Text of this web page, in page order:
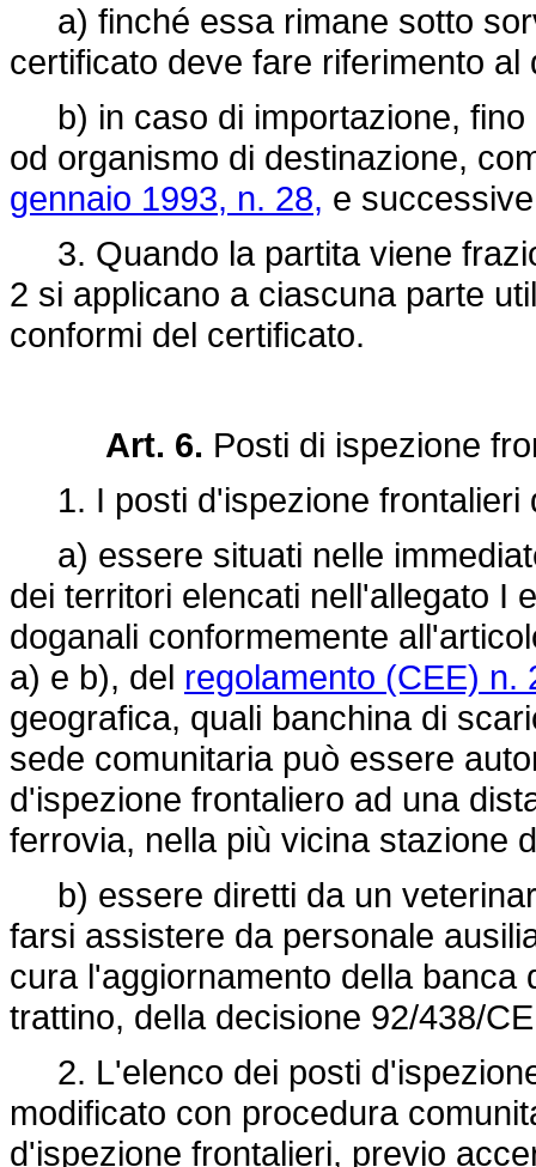
a) finché essa rimane sotto
certificato deve fare riferimento al
b) in caso di importazione, fino
od organismo di destinazione,
gennaio 1993, n. 28, e
3. Quando la partita viene
2 si applicano a ciascuna parte
conformi del certificato.
Art. 6. Posti di ispezione
1. I posti d'ispezione frontalieri
a) essere situati nelle
dei territori elencati nell'allegato I
doganali conformemente
a) e b), del regolamento (CEE) n.
geografica, quali banchina di
sede comunitaria può essere
d'ispezione frontaliero ad una
ferrovia, nella più vicina stazione
b) essere diretti da un
farsi assistere da personale
cura l'aggiornamento della
trattino, della decisione 92/438/
2. L'elenco dei posti
modificato con procedura
d'ispezione frontalieri, previo